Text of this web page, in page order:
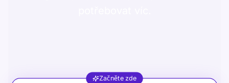
Začněte zde